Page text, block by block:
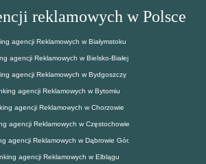
reklamowych w Polsce
agencji Reklamowych w Białymstoku
agencji Reklamowych w Bielsko-Białej
agencji Reklamowych w Bydgoszczy
agencji Reklamowych w Bytomiu
agencji Reklamowych w Chorzowie
agencji Reklamowych w Częstochowie
agencji Reklamowych w Dąbrowie Gór.
agencji Reklamowych w Elblągu